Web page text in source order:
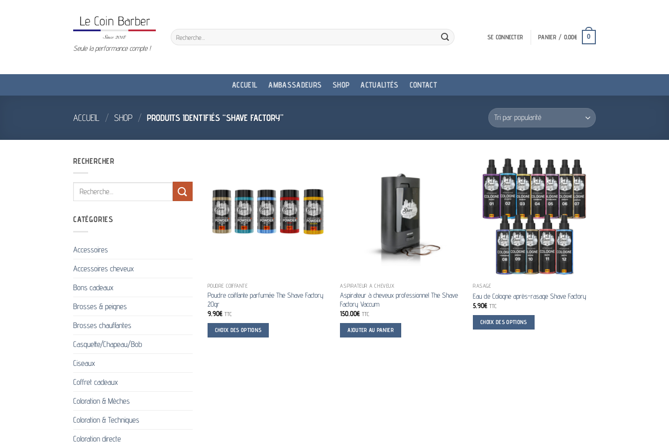
Seule la performance compte !
Recherche
pour :
SE CONNECTER PANIER / 0.00€ 0
ACCUEIL AMBASSADEURS SHOP ACTUALITÉS CONTACT
ACCUEIL / SHOP / PRODUITS IDENTIFIÉS “SHAVE FACTORY”
RECHERCHER
Recherche
pour :
CATÉGORIES
Accessoires
Accessoires cheveux
Bons cadeaux
Brosses & peignes
Brosses chauffantes
Casquette/Chapeau/Bob
Ciseaux
Coffret cadeaux
Coloration & Mèches
Coloration & Techniques
Coloration directe
POUDRE COIFFANTE
Poudre coiffante parfumée The Shave Factory
20gr
9.90€ TTC
CHOIX DES OPTIONS
ASPIRATEUR À CHEVEUX
Aspirateur à cheveux professionnel The Shave
Factory Vaccum
150.00€ TTC
AJOUTER AU PANIER
RASAGE
Eau de Cologne après-rasage Shave Factory
5.90€ TTC
CHOIX DES OPTIONS